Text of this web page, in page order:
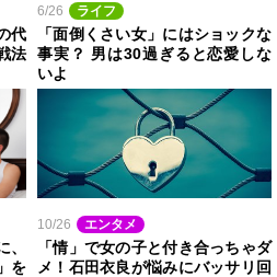
代
法
6/26 ライフ
「面倒くさい女」にはショックな
事実？ 男は30過ぎると恋愛しな
いよ
を
10/26 エンタメ
「情」で女の子と付き合っちゃダ
メ！石田衣良が悩みにバッサリ回